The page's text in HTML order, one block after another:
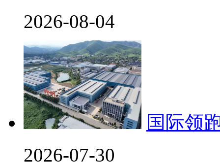
2026-08-04
国际领
2026-07-30